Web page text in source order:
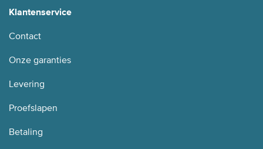
Klantenservice
Contact
Onze garanties
Levering
Proefslapen
Betaling